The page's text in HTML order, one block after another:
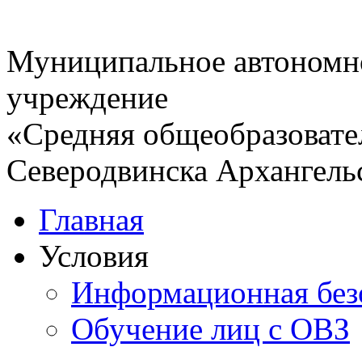
Муниципальное
учреждение
«Средняя
Северодвинска
Главная
Условия
Информационная
Обучение лиц с ОВЗ